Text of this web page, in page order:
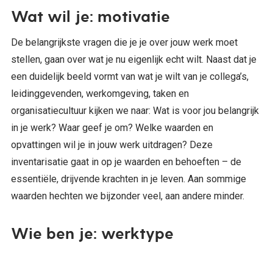
Wat wil je: motivatie
De belangrijkste vragen die je je over jouw werk moet
stellen, gaan over wat je nu eigenlijk echt wilt. Naast dat je
een duidelijk beeld vormt van wat je wilt van je collega’s,
leidinggevenden, werkomgeving, taken en
organisatiecultuur kijken we naar: Wat is voor jou belangrijk
in je werk? Waar geef je om? Welke waarden en
opvattingen wil je in jouw werk uitdragen? Deze
inventarisatie gaat in op je waarden en behoeften – de
essentiële, drijvende krachten in je leven. Aan sommige
waarden hechten we bijzonder veel, aan andere minder.
Wie ben je: werktype